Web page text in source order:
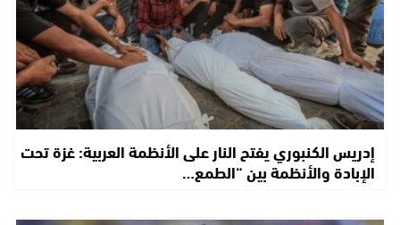
إدريس الكنبوري يفتح النار على الأنظمة العربية: غزة تحت
الإبادة والأنظمة بين “الطمع…